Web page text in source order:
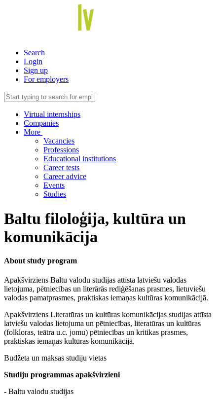
Search
Login
Sign up
For employers
Virtual internships
Companies
More
Vacancies
Professions
Educational institutions
Career tests
Career advice
Events
Studies
Baltu filoloģija, kultūra un
komunikācija
About study program
Apakšvirziens Baltu valodu studijas attīsta latviešu valodas
lietojuma, pētniecības un literārās rediģēšanas prasmes, lietuviešu
valodas pamatprasmes, praktiskas iemaņas kultūras komunikācijā.
Apakšvirziens Literatūras un kultūras komunikācijas studijas attīsta
latviešu valodas lietojuma un pētniecības, literatūras un kultūras
(folkloras, teātra u.c. jomu) pētniecības un kritikas prasmes,
praktiskas iemaņas kultūras komunikācijā.
Budžeta un maksas studiju vietas
Studiju programmas apakšvirzieni
- Baltu valodu studijas